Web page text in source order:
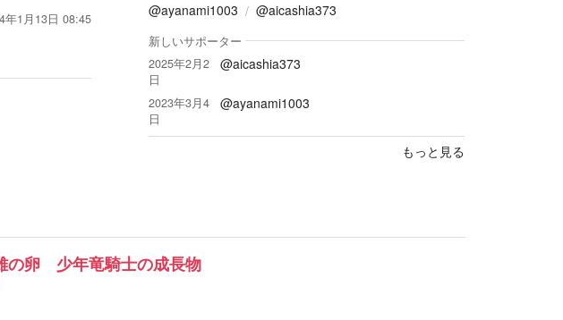
年1月13日 08:45
@ayanami1003
@aicashia373
新しいサポーター
2025年2月2
日
@aicashia373
2023年3月4
日
@ayanami1003
もっと見る
の卵 少年竜騎士の成長物